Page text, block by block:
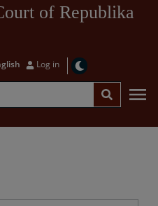
of Republika
Log in